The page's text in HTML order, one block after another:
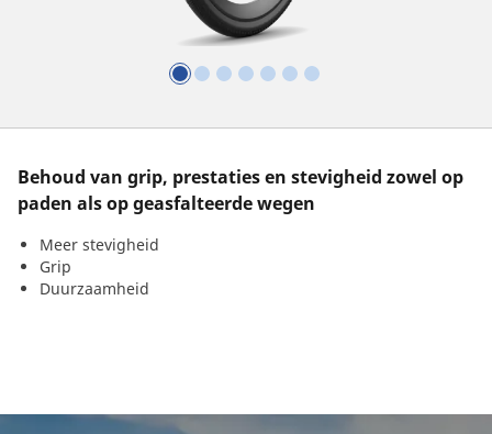
Behoud van grip, prestaties en stevigheid zowel op
paden als op geasfalteerde wegen
Meer stevigheid
Grip
Duurzaamheid